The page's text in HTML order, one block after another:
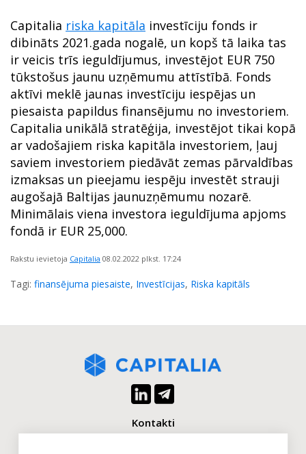
Capitalia riska kapitāla investīciju fonds ir
dibināts 2021.gada nogalē, un kopš tā laika tas
ir veicis trīs ieguldījumus, investējot EUR 750
tūkstošus jaunu uzņēmumu attīstībā. Fonds
aktīvi meklē jaunas investīciju iespējas un
piesaista papildus finansējumu no investoriem.
Capitalia unikālā stratēģija, investējot tikai kopā
ar vadošajiem riska kapitāla investoriem, ļauj
saviem investoriem piedāvāt zemas pārvaldības
izmaksas un pieejamu iespēju investēt strauji
augošajā Baltijas jaunuzņēmumu nozarē.
Minimālais viena investora ieguldījuma apjoms
fondā ir EUR 25,000.
Rakstu ievietoja Capitalia 08.02.2022 plkst. 17:24
Tagi: finansējuma piesaiste, Investīcijas, Riska kapitāls
Kontakti
+371 2880 0880